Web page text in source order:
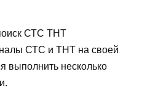
СТС и ТНТ на своей
выполнить несколько